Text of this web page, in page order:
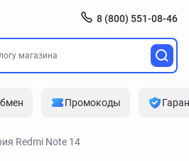
8 (800) 551-08-46
Промокоды
Redmi Note 14